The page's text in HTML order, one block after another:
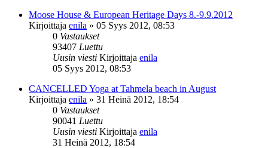
Moose House & European Heritage Days 8.-9.9.2012
Kirjoittaja enila » 05 Syys 2012, 08:53
0 Vastaukset
93407 Luettu
Uusin viesti Kirjoittaja enila
05 Syys 2012, 08:53
CANCELLED Yoga at Tahmela beach in August
Kirjoittaja enila » 31 Heinä 2012, 18:54
0 Vastaukset
90041 Luettu
Uusin viesti Kirjoittaja enila
31 Heinä 2012, 18:54